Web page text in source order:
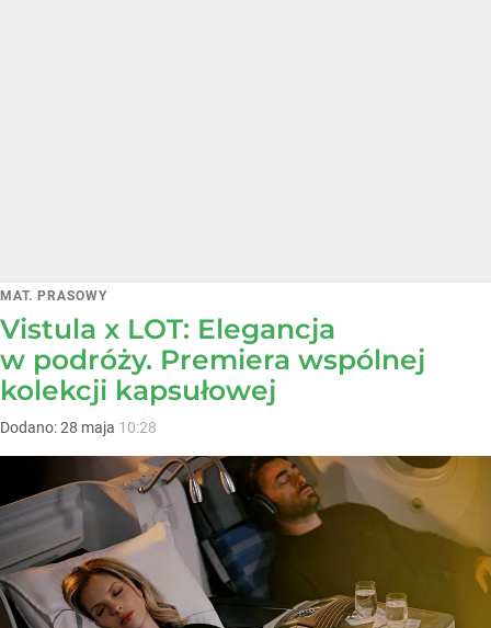
MAT. PRASOWY
Vistula x LOT: Elegancja
w podróży. Premiera wspólnej
kolekcji kapsułowej
Dodano:28 maja 10:28